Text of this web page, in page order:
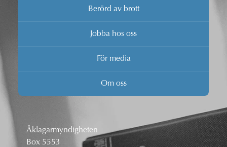
Berörd av brott
Jobba hos oss
För media
Om oss
Åklagarmyndigheten
Box 5553